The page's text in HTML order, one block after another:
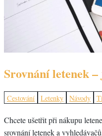
Srovnání letenek
Cestování Letenky Návody
Chcete ušetřit při nákupu
srovnání letenek a